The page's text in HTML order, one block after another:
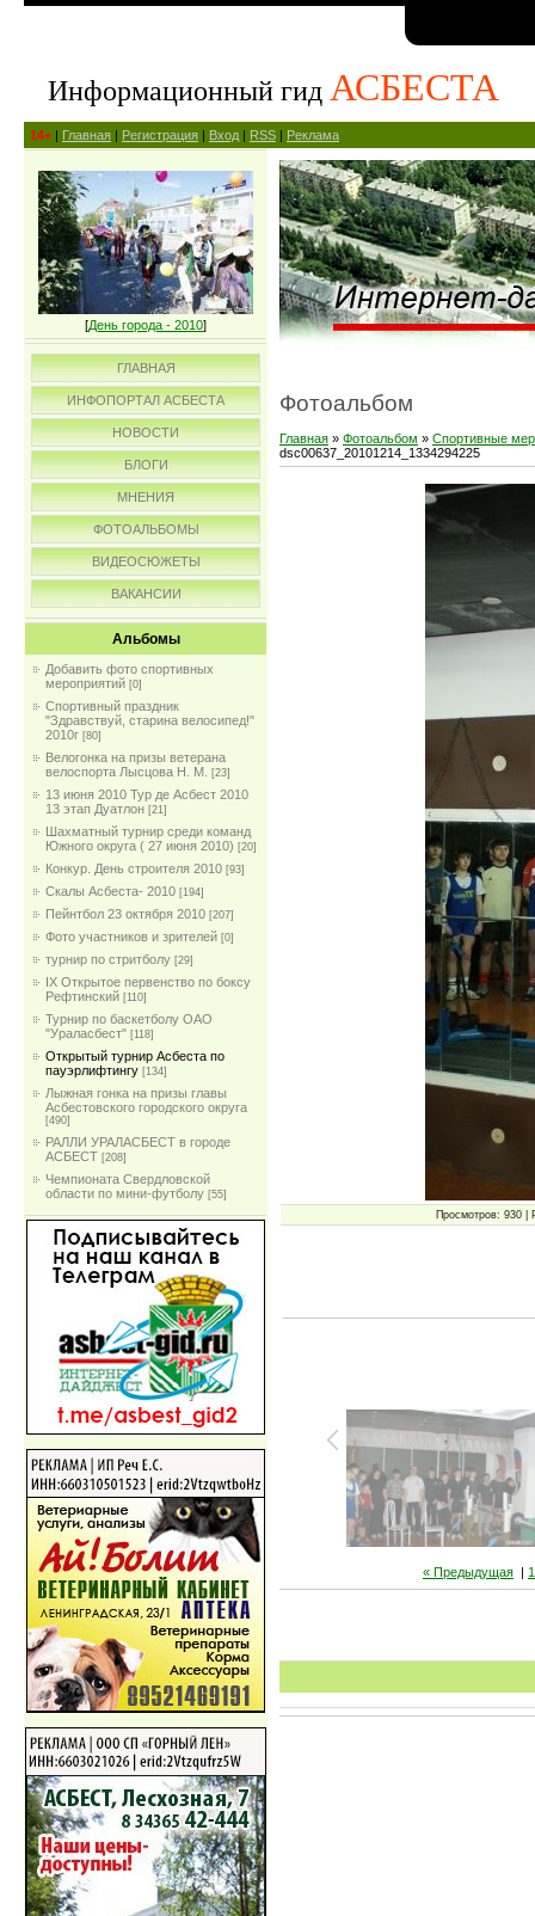
Информационный гид АСБЕСТА
14+ | Главная | Регистрация | Вход | RSS | Реклама
[День города - 2010]
ГЛАВНАЯ
ИНФОПОРТАЛ АСБЕСТА
НОВОСТИ
БЛОГИ
МНЕНИЯ
ФОТОАЛЬБОМЫ
ВИДЕОСЮЖЕТЫ
ВАКАНСИИ
Альбомы
Добавить фото спортивных
мероприятий [0]
Спортивный праздник
"Здравствуй, старина велосипед!"
2010г [80]
Велогонка на призы ветерана
велоспорта Лысцова Н. М.
[23]
13 июня 2010 Тур де Асбест 2010
13 этап Дуатлон [21]
Шахматный турнир среди команд
Южного округа ( 27 июня 2010) [20]
Конкур. День строителя 2010 [93]
Скалы Асбеста- 2010 [194]
Пейнтбол 23 октября 2010 [207]
Фото участников и зрителей [0]
турнир по стритболу [29]
IX Открытое первенство по боксу
Рефтинский [110]
Турнир по баскетболу ОАО
"Ураласбест" [118]
Открытый турнир Асбеста по
пауэрлифтингу [134]
Лыжная гонка на призы главы
Асбестовского городского округа
[490]
РАЛЛИ УРАЛАСБЕСТ в городе
АСБЕСТ [208]
Чемпионата Свердловской
области по мини-футболу [55]
Фотоальбом
Главная » Фотоальбом » Спортивные
dsc00637_20101214_1334294225
Просмотров: 930 |
« Предыдущая |